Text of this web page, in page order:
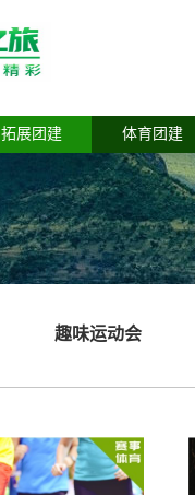
拓展团建 体育团建
趣味运动会